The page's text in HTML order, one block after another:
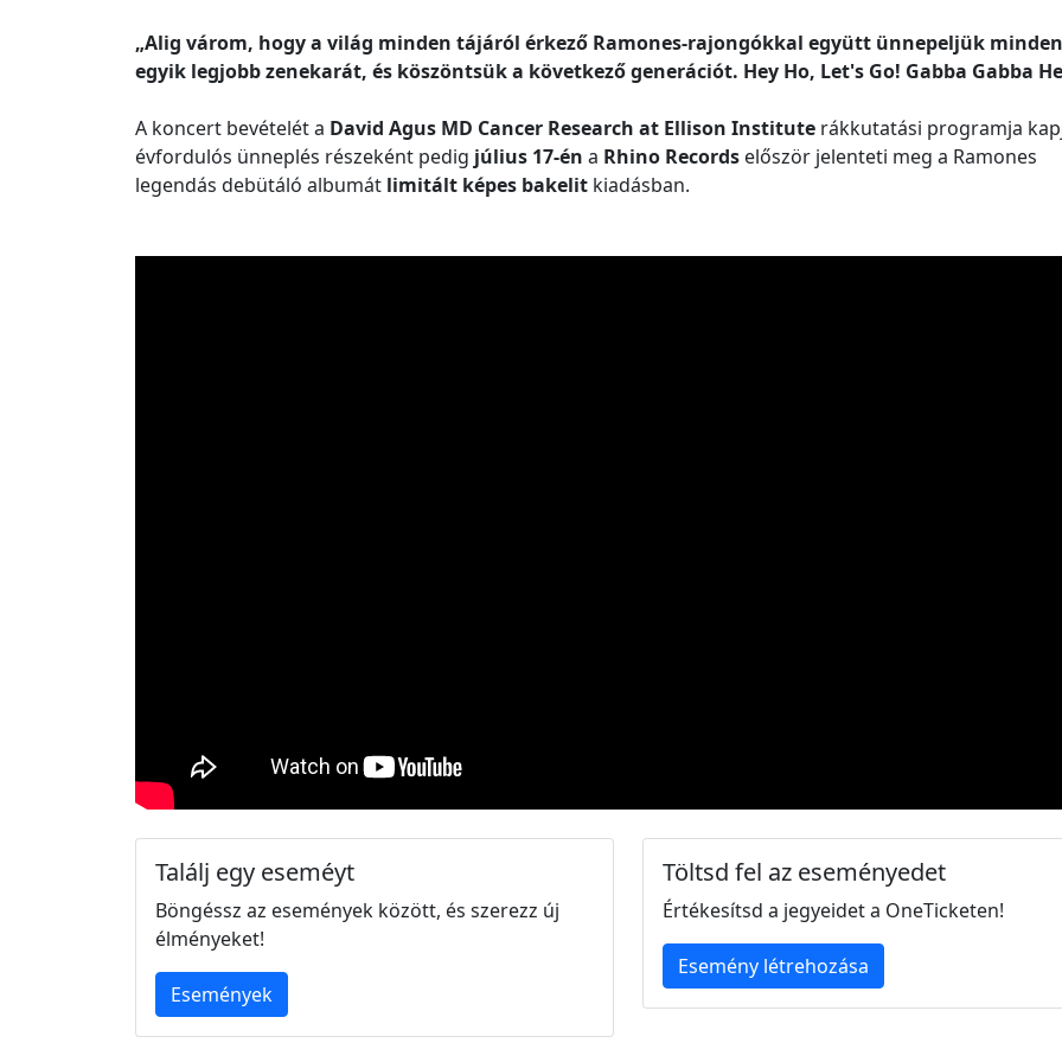
„Alig várom, hogy a világ minden tájáról érkező Ramones-rajongókkal együtt ünnepeljük
egyik legjobb zenekarát, és köszöntsük a következő generációt. Hey Ho, Let's Go! Gabba Gabba
A koncert bevételét a David Agus MD Cancer Research at Ellison Institute rákkutatási programja
évfordulós ünneplés részeként pedig július 17-én a Rhino Records először jelenteti meg a Ramones
legendás debütáló albumát limitált képes bakelit kiadásban.
Találj egy eseméyt
Böngéssz az események között, és szerezz új
élményeket!
Események
Töltsd fel az eseményedet
Értékesítsd a jegyeidet a OneTicketen!
Esemény létrehozása